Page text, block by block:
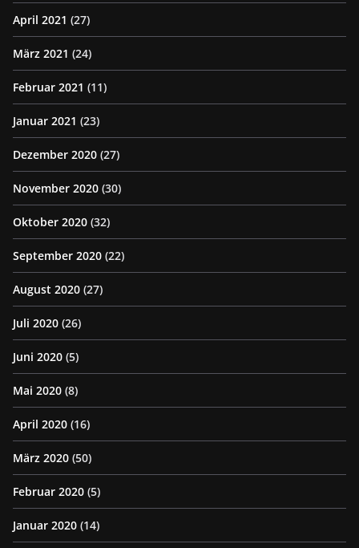
April 2021 (27)
März 2021 (24)
Februar 2021 (11)
Januar 2021 (23)
Dezember 2020 (27)
November 2020 (30)
Oktober 2020 (32)
September 2020 (22)
August 2020 (27)
Juli 2020 (26)
Juni 2020 (5)
Mai 2020 (8)
April 2020 (16)
März 2020 (50)
Februar 2020 (5)
Januar 2020 (14)